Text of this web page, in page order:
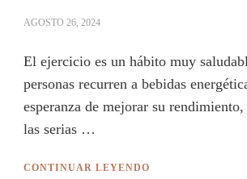
AGOSTO 26, 2024
El ejercicio es un hábito muy
personas recurren a bebidas
esperanza de mejorar su
las serias …
CONTINUAR LEYENDO